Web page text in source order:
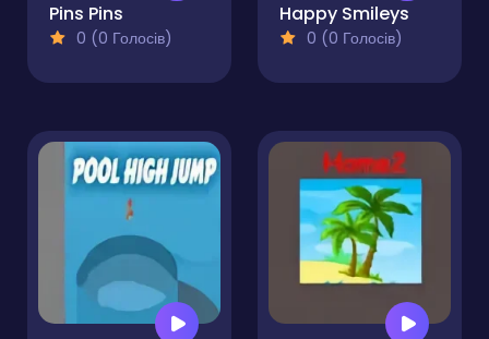
Pins Pins
0 (0 Голосів)
Happy Smileys
0 (0 Голосів)